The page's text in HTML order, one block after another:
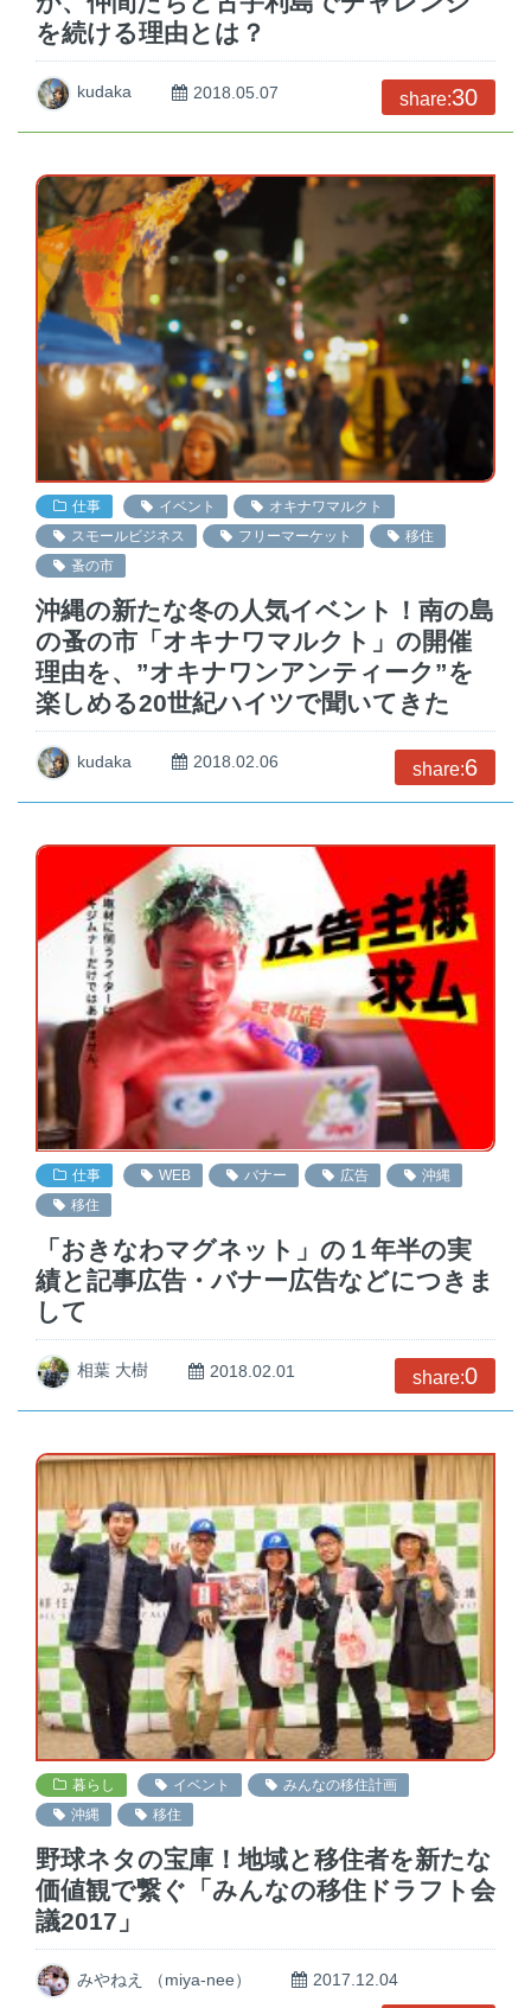
を続ける理由とは？
kudaka 2018.05.07 share:30
仕事 イベント
オキナワマルクト
スモールビジネス
フリーマーケット
移住
蚤の市
沖縄の新たな冬の人気イベント！南の島
の蚤の市「オキナワマルクト」の開催
理由を、”オキナワンアンティーク”を
楽しめる20世紀ハイツで聞いてきた
kudaka 2018.02.06 share:6
仕事 WEB バナー 広告
沖縄
移住
「おきなわマグネット」の１年半の実
績と記事広告・バナー広告などにつきま
して
相葉 大樹 2018.02.01 share:0
暮らし イベント
みんなの移住計画
沖縄
移住
野球ネタの宝庫！地域と移住者を新たな
価値観で繋ぐ「みんなの移住ドラフト会
議2017」
みやねえ （miya-nee） 2017.12.04